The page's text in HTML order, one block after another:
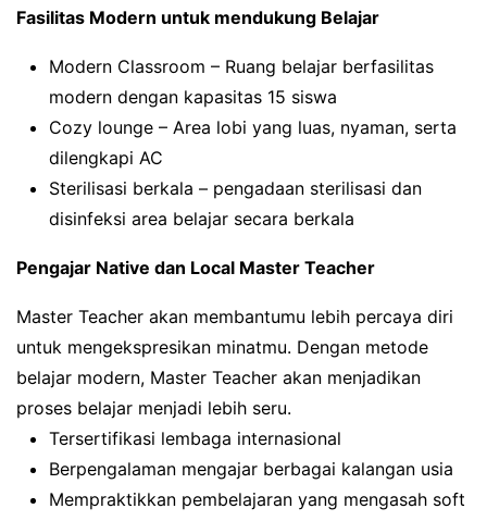
Fasilitas Modern untuk mendukung Belajar
Modern Classroom – Ruang belajar berfasilitas
modern dengan kapasitas 15 siswa
Cozy lounge – Area lobi yang luas, nyaman, serta
dilengkapi AC
Sterilisasi berkala – pengadaan sterilisasi dan
disinfeksi area belajar secara berkala
Pengajar Native dan Local Master Teacher
Master Teacher akan membantumu lebih percaya diri
untuk mengekspresikan minatmu. Dengan metode
belajar modern, Master Teacher akan menjadikan
proses belajar menjadi lebih seru.
Tersertifikasi lembaga internasional
Berpengalaman mengajar berbagai kalangan usia
Mempraktikkan pembelajaran yang mengasah soft